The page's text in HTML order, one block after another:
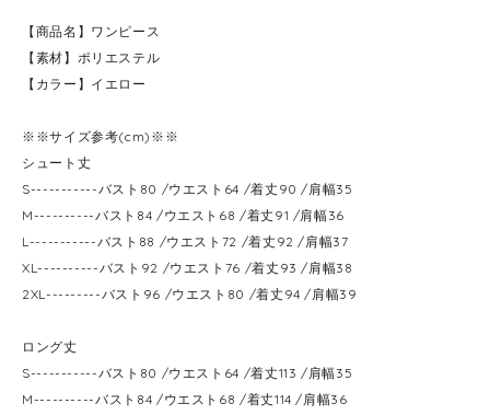
【商品名】ワンピース
【素材】ポリエステル
【カラー】イエロー
※※サイズ参考(cm)※※
シュート丈
S-----------バスト80 /ウエスト64 /着丈90 /肩幅35
M----------バスト84 /ウエスト68 /着丈91 /肩幅36
L-----------バスト88 /ウエスト72 /着丈92 /肩幅37
XL----------バスト92 /ウエスト76 /着丈93 /肩幅38
2XL---------バスト96 /ウエスト80 /着丈94 /肩幅39
ロング丈
S-----------バスト80 /ウエスト64 /着丈113 /肩幅35
M----------バスト84 /ウエスト68 /着丈114 /肩幅36